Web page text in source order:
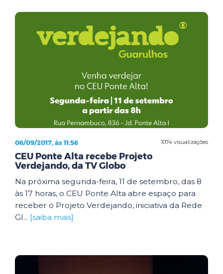
1074 visualizações
06/09/2017, às 11:56
CEU Ponte Alta recebe Projeto
Verdejando, da TV Globo
Na próxima segunda-feira, 11 de setembro, das 8
às 17 horas, o CEU Ponte Alta abre espaço para
receber o Projeto Verdejando, iniciativa da Rede
Gl... [saiba mais]